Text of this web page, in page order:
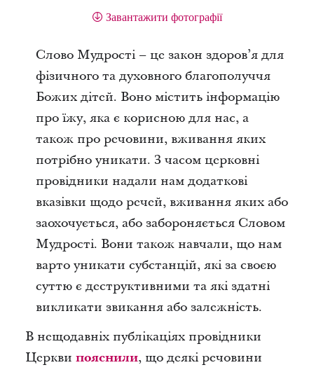
Завантажити фотографії
Слово Мудрості – це закон здоров’я для
фізичного та духовного благополуччя
Божих дітей. Воно містить інформацію
про їжу, яка є корисною для нас, а
також про речовини, вживання яких
потрібно уникати. З часом церковні
провідники надали нам додаткові
вказівки щодо речей, вживання яких або
заохочується, або забороняється Словом
Мудрості. Вони також навчали, що нам
варто уникати субстанцій, які за своєю
суттю є деструктивними та які здатні
викликати звикання або залежність.
В нещодавніх публікаціях провідники
Церкви пояснили, що деякі речовини